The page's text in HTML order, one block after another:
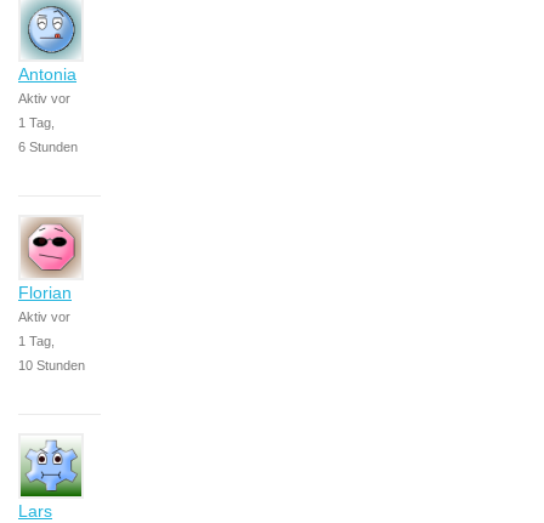
Antonia
Aktiv vor
1 Tag,
6 Stunden
Florian
Aktiv vor
1 Tag,
10 Stunden
Lars